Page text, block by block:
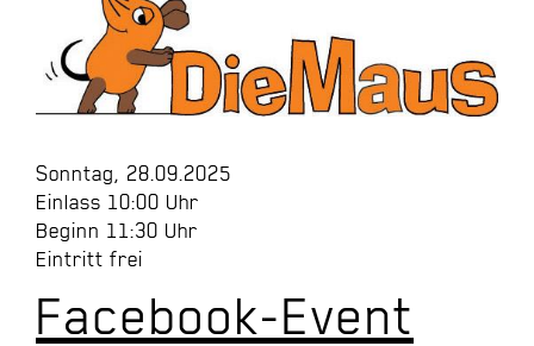
Sonntag, 28.09.2025
Einlass 10:00 Uhr
Beginn 11:30 Uhr
Eintritt frei
Facebook-Event